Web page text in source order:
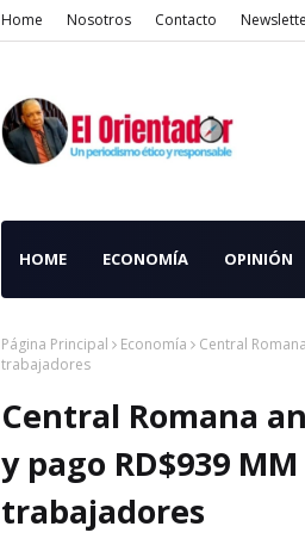
Home Nosotros Contacto
HOME ECONOMÍA OPINIÓN
Página Principal Economía
Central
trabajadores
Central Romana
y pago RD$939
trabajadores